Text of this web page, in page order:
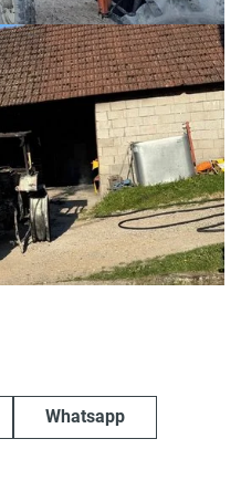
Whatsapp